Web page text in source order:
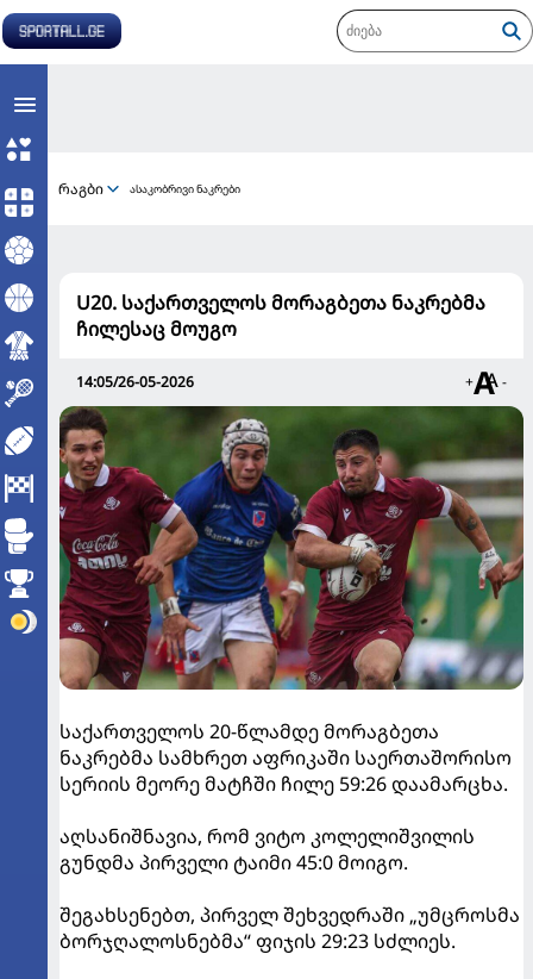
რაგბი ასაკობრივი ნაკრები
U20. საქართველოს მორაგბეთა ნაკრებმა
ჩილესაც მოუგო
14:05/26-05-2026 + -
საქართველოს 20-წლამდე მორაგბეთა
ნაკრებმა სამხრეთ აფრიკაში საერთაშორისო
სერიის მეორე მატჩში ჩილე 59:26 დაამარცხა.
აღსანიშნავია, რომ ვიტო კოლელიშვილის
გუნდმა პირველი ტაიმი 45:0 მოიგო.
შეგახსენებთ, პირველ შეხვედრაში „უმცროსმა
ბორჯღალოსნებმა“ ფიჯის 29:23 სძლიეს.